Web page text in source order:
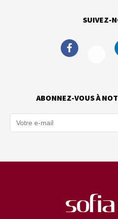
SUIVEZ-
ABONNEZ-VOUS À